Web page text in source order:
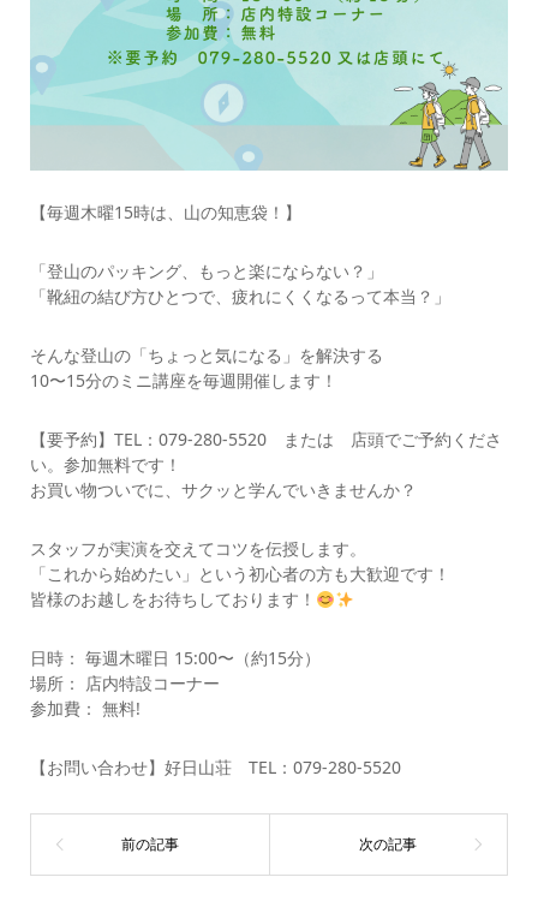
【毎週木曜15時は、山の知恵袋！】
「登山のパッキング、もっと楽にならない？」
「靴紐の結び方ひとつで、疲れにくくなるって本当？」
そんな登山の「ちょっと気になる」を解決する
10〜15分のミニ講座を毎週開催します！
【要予約】TEL：079-280-5520 または 店頭でご予約くださ
い。参加無料です！
お買い物ついでに、サクッと学んでいきませんか？
スタッフが実演を交えてコツを伝授します。
「これから始めたい」という初心者の方も大歓迎です！
皆様のお越しをお待ちしております！
日時： 毎週木曜日 15:00〜（約15分）
場所： 店内特設コーナー
参加費： 無料!
【お問い合わせ】好日山荘 TEL：079-280-5520